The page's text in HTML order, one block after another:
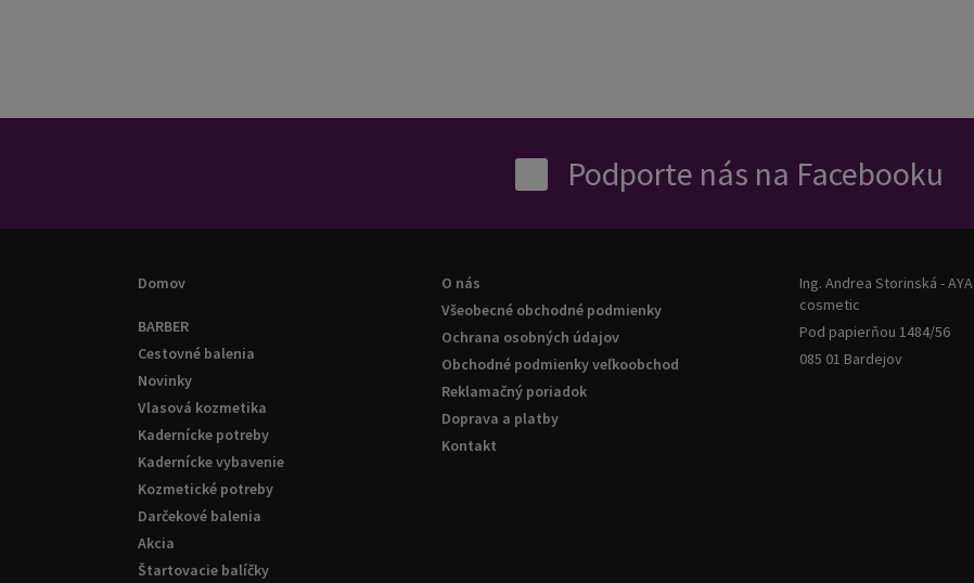
Podporte nás na Facebooku
Domov
BARBER
Cestovné balenia
Novinky
Vlasová kozmetika
Kadernícke potreby
Kadernícke vybavenie
Kozmetické potreby
Darčekové balenia
Akcia
Štartovacie balíčky
O nás
Všeobecné obchodné podmienky
Ochrana osobných údajov
Obchodné podmienky veľkoobchod
Reklamačný poriadok
Doprava a platby
Kontakt
Ing. Andrea Storinská - AYA
cosmetic
Pod papierňou 1484/56
085 01 Bardejov